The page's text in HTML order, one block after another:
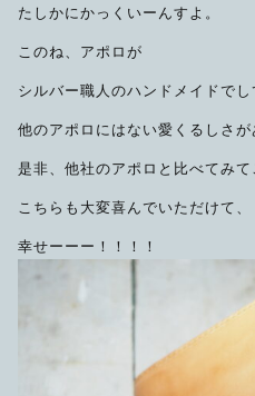
たしかにかっくいーんすよ。
このね、アポロが
シルバー職人のハンドメイドでし
他のアポロにはない愛くるしさが
是非、他社のアポロと比べてみて
こちらも大変喜んでいただけて、
幸せーーー！！！！